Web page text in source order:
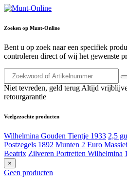
Zoeken op Munt-Online
Bent u op zoek naar een specifiek
controleren direct of wij het gewenste
Niet tevreden, geld terug Altijd
retourgarantie
Veelgezochte producten
Wilhelmina Gouden Tientje 1933 2,5
Postzegels 1892 Munten 2 Euro
Beatrix Zilveren Portretten Wilhelmina
×
Geen producten